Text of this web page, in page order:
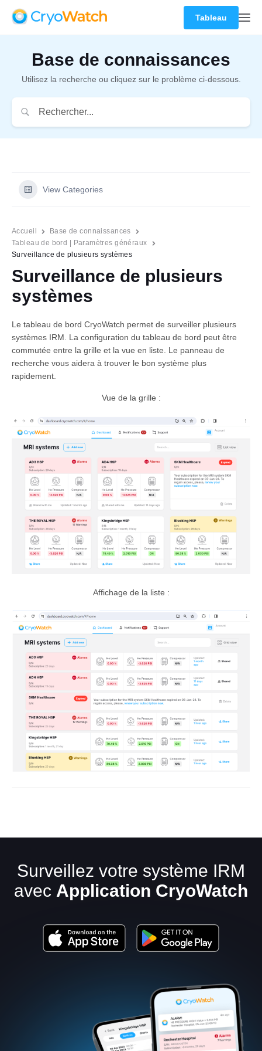
Français
Tableau
Base de connaissances
Utilisez la recherche ou cliquez sur le problème ci-dessous.
View Categories
Accueil
Base de connaissances
Tableau de bord | Paramètres généraux
Surveillance de plusieurs systèmes
Surveillance de plusieurs
systèmes
Le tableau de bord CryoWatch permet de surveiller plusieurs
systèmes IRM. La configuration du tableau de bord peut être
commutée entre la grille et la vue en liste. Le panneau de
recherche vous aidera à trouver le bon système plus
rapidement.
Vue de la grille :
Affichage de la liste :
Surveillez votre système IRM
avec Application CryoWatch